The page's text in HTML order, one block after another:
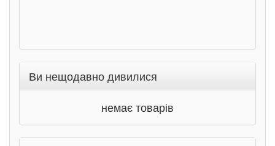
Ви нещодавно дивилися
немає товарів